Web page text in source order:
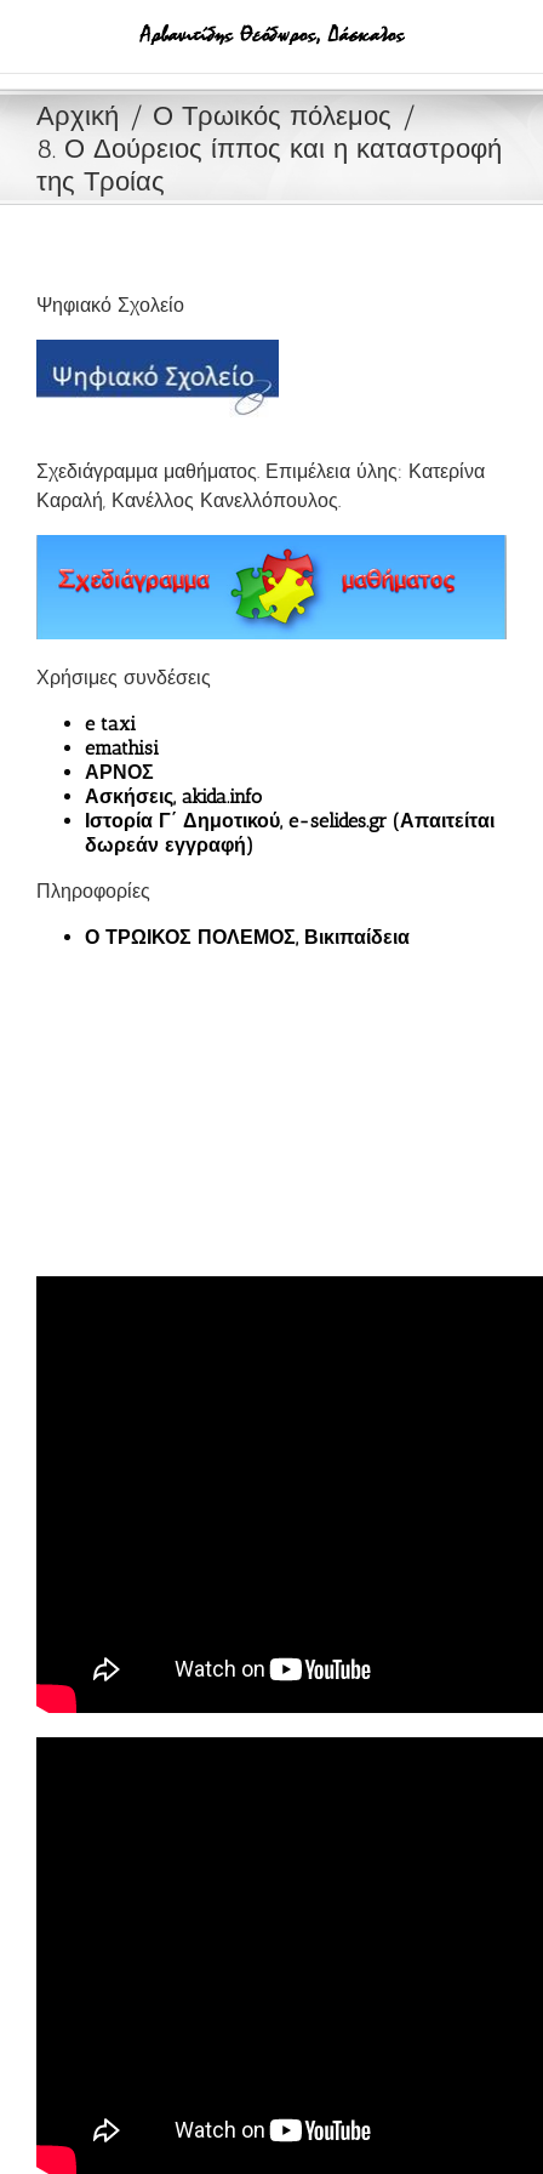
Αρχική
Ο Τρωικός πόλεμος
8. Ο Δούρειος ίππος και η καταστροφή
της Τροίας
Ψηφιακό Σχολείο
Σχεδιάγραμμα μαθήματος. Επιμέλεια ύλης: Κατερίνα
Καραλή, Κανέλλος Κανελλόπουλος.
Χρήσιμες συνδέσεις
e taxi
emathisi
ΑΡΝΟΣ
Ασκήσεις, akida.info
Ιστορία Γ΄ Δημοτικού, e-selides.gr (Απαιτείται
δωρεάν εγγραφή)
Πληροφορίες
Ο ΤΡΩΙΚΟΣ ΠΟΛΕΜΟΣ, Βικιπαίδεια